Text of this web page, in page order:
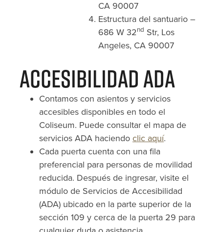
CA 90007
Estructura del santuario –
686 W 32nd Str, Los
Angeles, CA 90007
Accesibilidad ADA
Contamos con asientos y servicios
accesibles disponibles en todo el
Coliseum. Puede consultar el mapa de
servicios ADA haciendo clic aquí.
Cada puerta cuenta con una fila
preferencial para personas de movilidad
reducida. Después de ingresar, visite el
módulo de Servicios de Accesibilidad
(ADA) ubicado en la parte superior de la
sección 109 y cerca de la puerta 29 para